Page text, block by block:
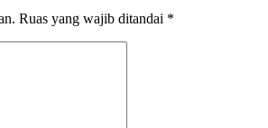
Ruas yang wajib ditandai *